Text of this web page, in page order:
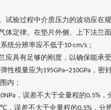
试验过程中介质压力的波动应在
体定律。在垫片外侧、上下法兰
统分辨率应不低于10-cm/s ；
应具有足够的刚度，以确保能承
性模量应为195GPa~210GPa ，密
内 ；
，误差不大于全量程的0.5%
，误差不大于全量程的0.5% ，分